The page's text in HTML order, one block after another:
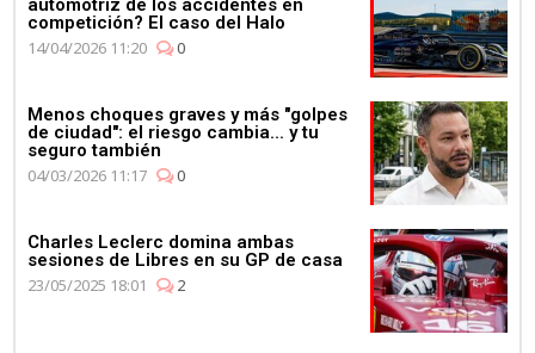
automotriz de los accidentes en
competición? El caso del Halo
14/04/2026 11:20
0
Menos choques graves y más "golpes
de ciudad": el riesgo cambia... y tu
seguro también
04/03/2026 11:17
0
Charles Leclerc domina ambas
sesiones de Libres en su GP de casa
23/05/2025 18:01
2